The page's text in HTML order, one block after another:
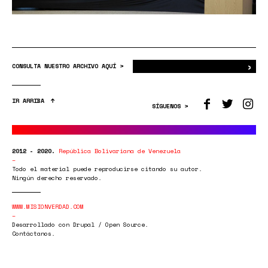
CONSULTA NUESTRO ARCHIVO AQUÍ > ›
IR ARRIBA
SÍGUENOS >
2012 - 2020. República Bolivariana de Venezuela
Todo el material puede reproducirse citando su autor.
Ningún derecho reservado.
WWW.MISIONVERDAD.COM
Desarrollado con Drupal / Open Source.
Contáctanos.